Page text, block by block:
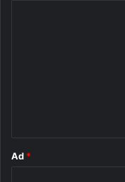
Ad *